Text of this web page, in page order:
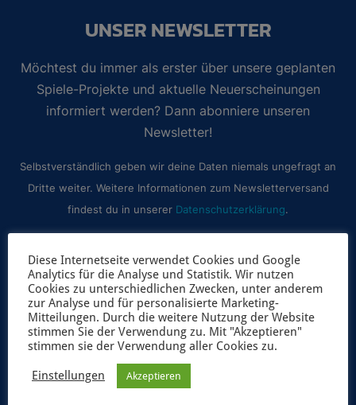
UNSER NEWSLETTER
Möchtest du immer als erster über unsere geplanten
Spiele-Projekte und aktuelle Neuerscheinungen
informiert werden? Dann abonniere unseren
Newsletter!
Selbstverständlich geben wir deine Daten niemals ungefragt an
Dritte weiter. Weitere Informationen zum Newsletterversand
findest du in unserer Datenschutzerklärung.
JETZT ANMELDEN
Diese Internetseite verwendet Cookies und Google
Analytics für die Analyse und Statistik. Wir nutzen
Cookies zu unterschiedlichen Zwecken, unter anderem
zur Analyse und für personalisierte Marketing-
Mitteilungen. Durch die weitere Nutzung der Website
stimmen Sie der Verwendung zu. Mit "Akzeptieren"
stimmen sie der Verwendung aller Cookies zu.
Einstellungen Akzeptieren